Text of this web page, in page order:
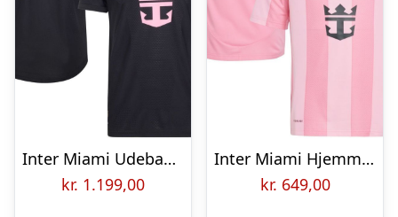
Inter Miami Udebanetrøje 2026 MESSI 10 Authentic
kr. 1.199,00
Inter Miami Hjemmebanetrøje 2025 MESSI 10 Børn
kr. 649,00